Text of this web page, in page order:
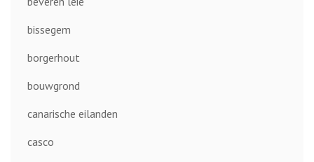
bissegem
borgerhout
bouwgrond
canarische eilanden
casco